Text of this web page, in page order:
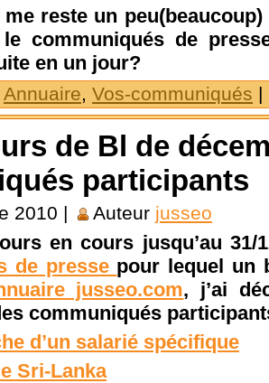
reste un
le communiqués de
en un jour?
Annuaire, Vos-communiqués |
de Bl de
participants
2010 | Auteur jusseo
en cours jusqu’au
de presse pour lequel un
jusseo.com, j’ai
communiqués
d’un salarié spécifique
Sri-Lanka